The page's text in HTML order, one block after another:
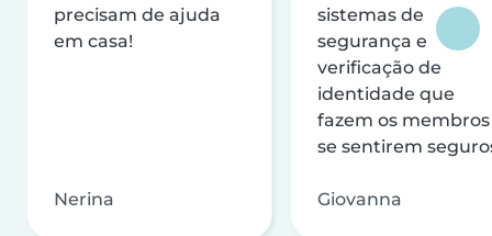
precisam de ajuda
em casa!
Nerina
sistemas de
segurança e
verificação de
identidade que
fazem os membros
se sentirem
Giovanna